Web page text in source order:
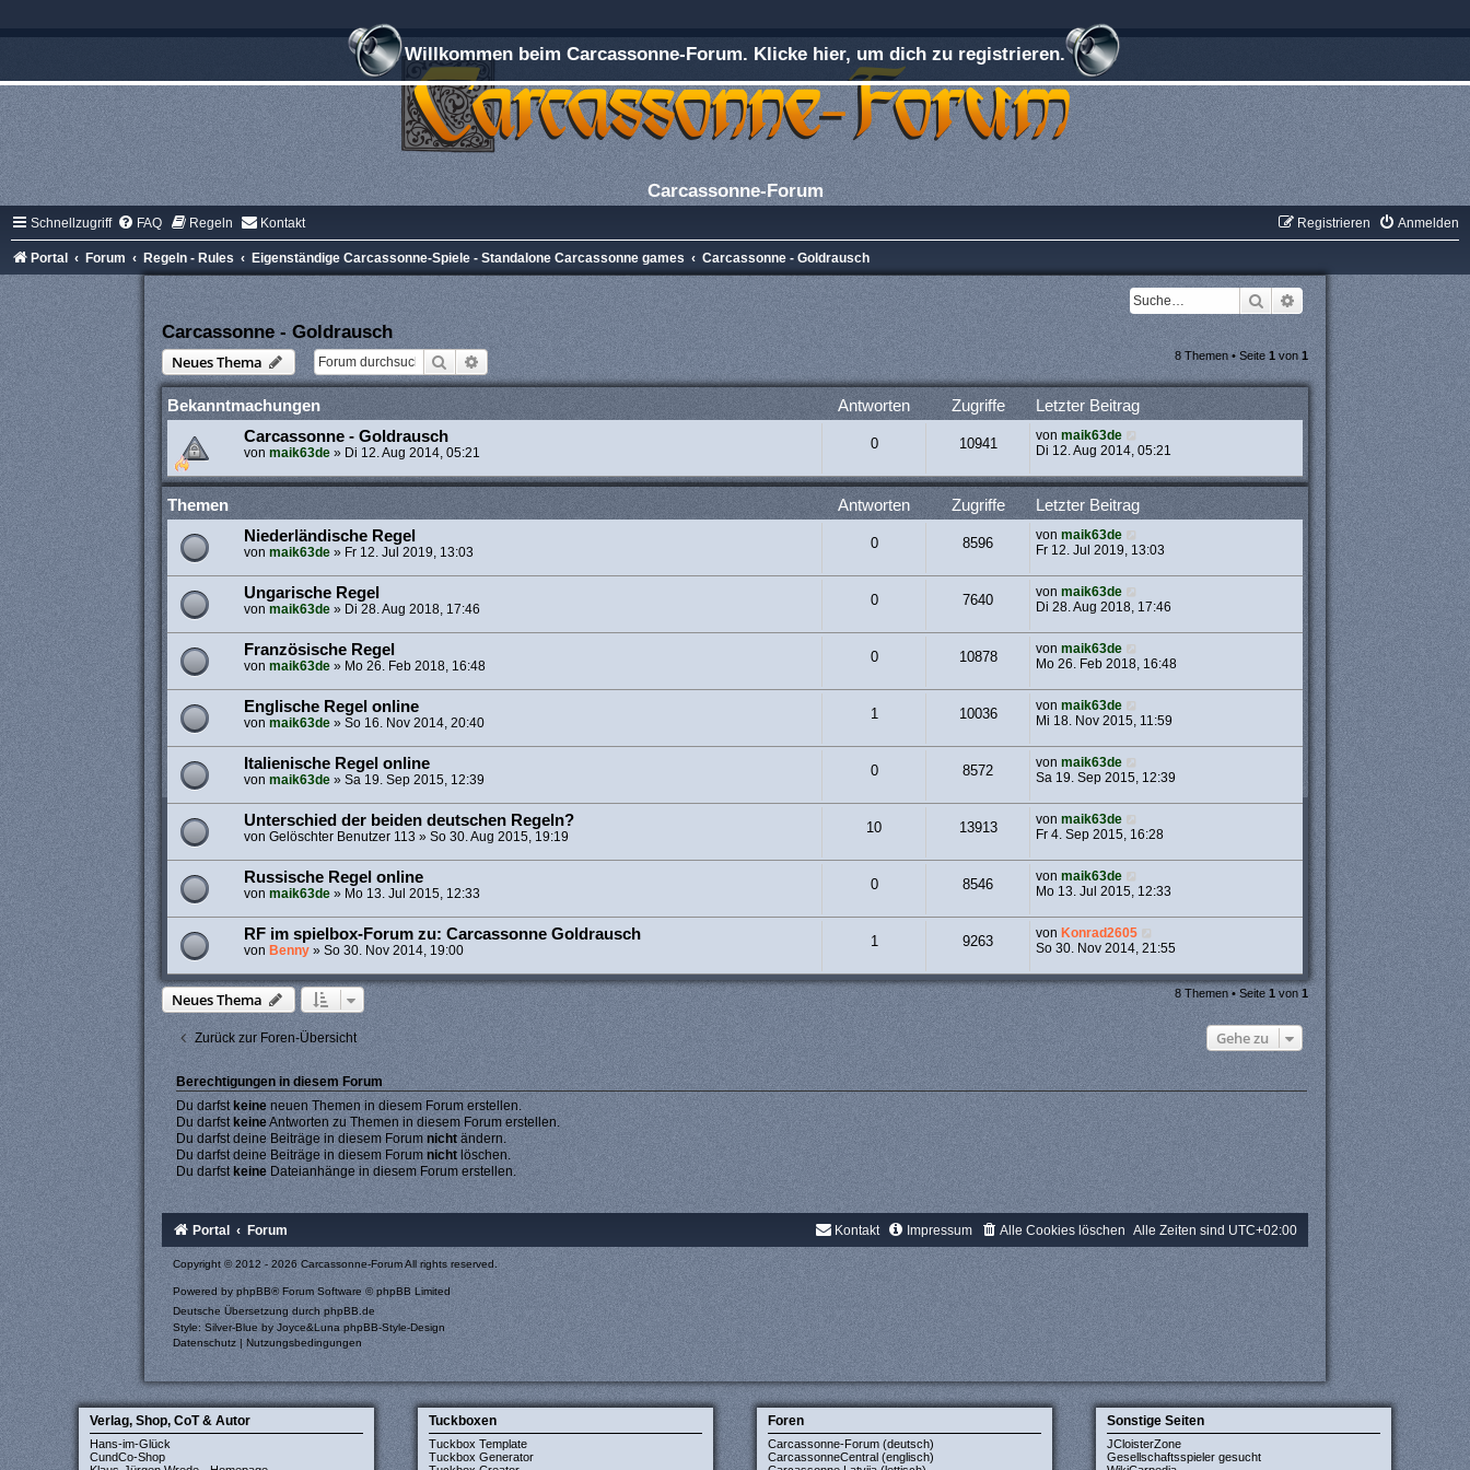
Willkommen beim Carcassonne-Forum. Klicke hier, um dich zu registrieren.
Carcassonne-Forum
Schnellzugriff FAQ Regeln Kontakt Anmelden
Registrieren
Portal Forum Regeln - Rules Eigenständige Carcassonne-Spiele - Standalone Carcassonne games Carcassonne - Goldrausch
Suche
Erweiterte Suche
Carcassonne - Goldrausch
Neues Thema
Suche Erweiterte Suche 8 Themen • Seite1 von1
Bekanntmachungen Antworten Zugriffe Letzter Beitrag
Carcassonne - Goldrausch
von maik63de» Di 12. Aug 2014, 05:21
0 10941 vonmaik63de
Di 12. Aug 2014, 05:21
Themen Antworten Zugriffe Letzter Beitrag
Niederländische Regel
von maik63de» Fr 12. Jul 2019, 13:03
0 8596 vonmaik63de
Fr 12. Jul 2019, 13:03
Ungarische Regel
von maik63de» Di 28. Aug 2018, 17:46
0 7640 vonmaik63de
Di 28. Aug 2018, 17:46
Französische Regel
von maik63de» Mo 26. Feb 2018, 16:48
0 10878 vonmaik63de
Mo 26. Feb 2018, 16:48
Englische Regel online
von maik63de» So 16. Nov 2014, 20:40
1 10036 vonmaik63de
Mi 18. Nov 2015, 11:59
Italienische Regel online
von maik63de» Sa 19. Sep 2015, 12:39
0 8572 vonmaik63de
Sa 19. Sep 2015, 12:39
Unterschied der beiden deutschen Regeln?
von Gelöschter Benutzer 113 » So 30. Aug 2015, 19:19
10 13913 vonmaik63de
Fr 4. Sep 2015, 16:28
Russische Regel online
von maik63de» Mo 13. Jul 2015, 12:33
0 8546 vonmaik63de
Mo 13. Jul 2015, 12:33
RF im spielbox-Forum zu: Carcassonne Goldrausch
von Benny» So 30. Nov 2014, 19:00
1 9263 von Konrad2605
So 30. Nov 2014, 21:55
Neues Thema 8 Themen • Seite1 von1
Zurück zur Foren-Übersicht Gehe zu
Berechtigungen in diesem Forum
Du darfst keineneuen Themen in diesem Forum erstellen.
Du darfst keineAntworten zu Themen in diesem Forum erstellen.
Du darfst deine Beiträge in diesem Forum nichtändern.
Du darfst deine Beiträge in diesem Forum nichtlöschen.
Du darfst keineDateianhänge in diesem Forum erstellen.
Portal Forum Alle Zeiten sind UTC+02:00
Alle Cookies löschen
Impressum
Kontakt
Copyright © 2012 - 2026 Carcassonne-Forum All rights reserved.
Powered byphpBB® Forum Software © phpBB Limited
Deutsche Übersetzung durch phpBB.de
Style: Silver-Blue by Joyce&Luna phpBB-Style-Design
Datenschutz |Nutzungsbedingungen
Verlag, Shop, CoT & Autor
Hans-im-Glück
CundCo-Shop
Tuckboxen
Tuckbox Template
Tuckbox Generator
Foren
Carcassonne-Forum (deutsch)
CarcassonneCentral (englisch)
Sonstige Seiten
JCloisterZone
Gesellschaftsspieler gesucht